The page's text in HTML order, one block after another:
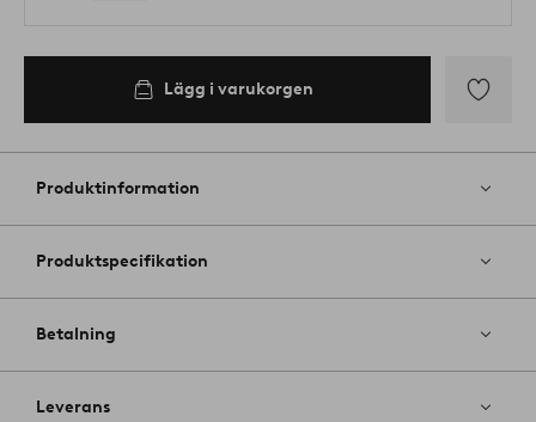
Lägg i varukorgen
till
favoriter
Produktinformation
Produktspecifikation
Betalning
Leverans